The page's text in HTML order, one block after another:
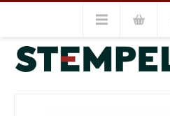
Holzstempel
VORHERIGES MODELL